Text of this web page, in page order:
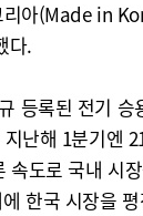
아(Made in
다.
등록된 전기 승
난해 1분기엔
속도로 국내 시
한국 시장을